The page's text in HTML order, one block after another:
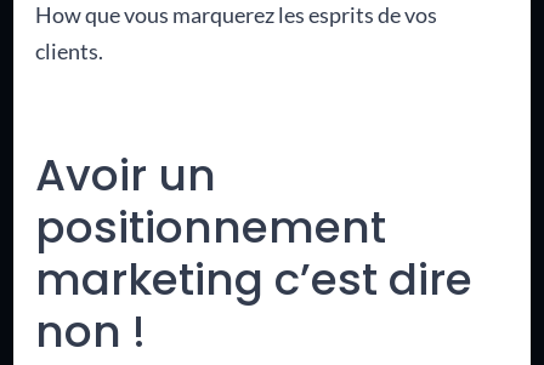
How que vous marquerez les esprits de vos
clients.
Avoir un
positionnement
marketing c’est dire
non !